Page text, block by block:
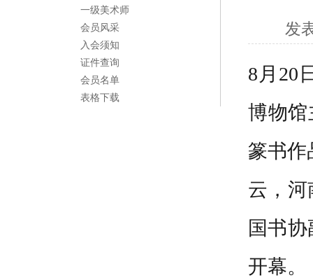
一级美术师
会员风采
入会须知
证件查询
会员名单
表格下载
发
8月20
博物馆
篆书作
云，
国书
开幕。